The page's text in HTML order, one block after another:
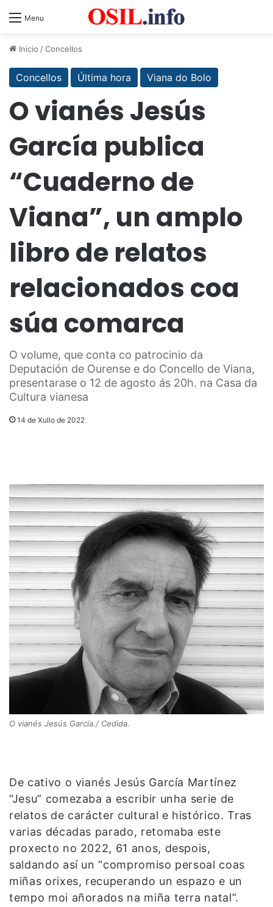
Menu
Inicio /Concellos
Concellos Última hora Viana do Bolo
O vianés Jesús
García publica
“Cuaderno de
Viana”, un amplo
libro de relatos
relacionados coa
súa comarca
O volume, que conta co patrocinio da
Deputación de Ourense e do Concello de Viana,
presentarase o 12 de agosto ás 20h. na Casa da
Cultura vianesa
14 de Xullo de 2022
O vianés Jesús García./ Cedida.
De cativo o vianés Jesús García Martínez
“Jesu” comezaba a escribir unha serie de
relatos de carácter cultural e histórico. Tras
varias décadas parado, retomaba este
proxecto no 2022, 61 anos, despois,
saldando así un “compromiso persoal coas
miñas orixes, recuperando un espazo e un
tempo moi añorados na miña terra natal”.